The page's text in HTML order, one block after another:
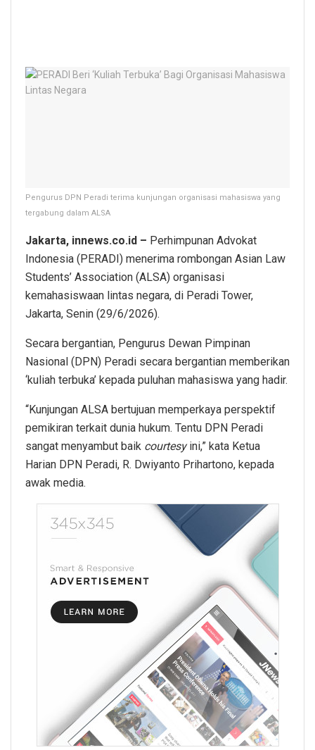
Pengurus DPN Peradi terima kunjungan organisasi mahasiswa yang
tergabung dalam ALSA
Jakarta, innews.co.id – Perhimpunan Advokat
Indonesia (PERADI) menerima rombongan Asian Law
Students’ Association (ALSA) organisasi
kemahasiswaan lintas negara, di Peradi Tower,
Jakarta, Senin (29/6/2026).
Secara bergantian, Pengurus Dewan Pimpinan
Nasional (DPN) Peradi secara bergantian memberikan
‘kuliah terbuka’ kepada puluhan mahasiswa yang hadir.
“Kunjungan ALSA bertujuan memperkaya perspektif
pemikiran terkait dunia hukum. Tentu DPN Peradi
sangat menyambut baik courtesyini,” kata Ketua
Harian DPN Peradi, R. Dwiyanto Prihartono, kepada
awak media.